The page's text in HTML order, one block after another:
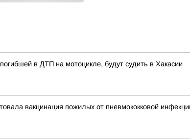
в ДТП на мотоцикле, будут судить в Хакасии
вакцинация пожилых от пневмококковой